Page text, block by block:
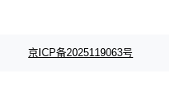
京ICP备2025119063号